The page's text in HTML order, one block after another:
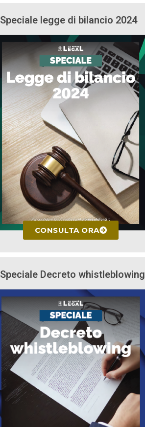
Speciale legge di bilancio 2024
CONSULTA ORA
Speciale Decreto whistleblowing